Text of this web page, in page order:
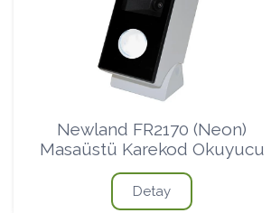
Newland FR2170 (Neon)
Masaüstü Karekod Okuyucu
Detay